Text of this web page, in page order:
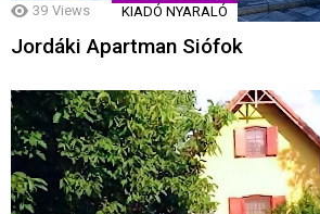
39 Views KIADÓ NYARALÓ
Jordáki Apartman Siófok